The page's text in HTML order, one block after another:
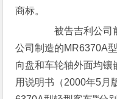
商标。
被告吉利公司前
公司制造的MR6370A
向盘和车轮轴外面均镶
用说明书（2000年5月